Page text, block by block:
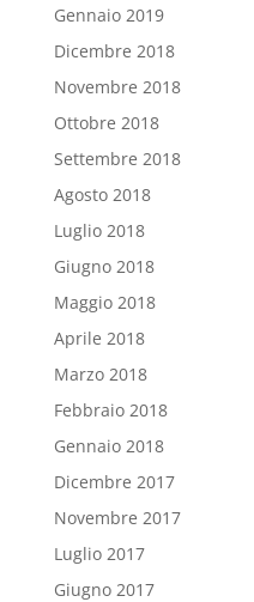
Gennaio 2019
Dicembre 2018
Novembre 2018
Ottobre 2018
Settembre 2018
Agosto 2018
Luglio 2018
Giugno 2018
Maggio 2018
Aprile 2018
Marzo 2018
Febbraio 2018
Gennaio 2018
Dicembre 2017
Novembre 2017
Luglio 2017
Giugno 2017